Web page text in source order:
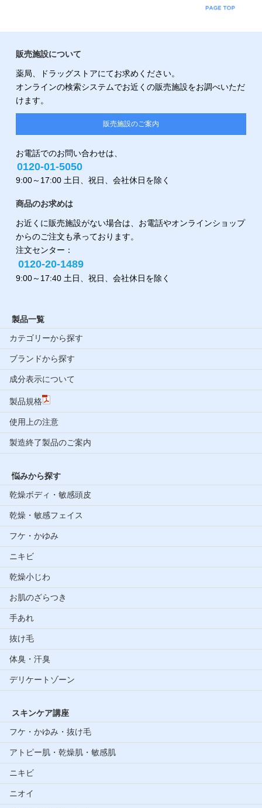
販売施設について
薬局、ドラッグストアにてお求めください。
オンラインの検索システムでお近くの販売施設をお調べいただ
けます。
販売施設のご案内
お電話でのお問い合わせは、
0120-01-5050
9:00～17:00 土日、祝日、会社休日を除く
商品のお求めは
お近くに販売施設がない場合は、お電話やオンラインショップ
からのご注文も承っております。
注文センター：
0120-20-1489
9:00～17:40 土日、祝日、会社休日を除く
製品一覧
カテゴリーから探す
ブランドから探す
成分表示について
製品規格
使用上の注意
製造終了製品のご案内
悩みから探す
乾燥ボディ・敏感頭皮
乾燥・敏感フェイス
フケ・かゆみ
ニキビ
乾燥小じわ
お肌のざらつき
手あれ
抜け毛
体臭・汗臭
デリケートゾーン
スキンケア講座
フケ・かゆみ・抜け毛
アトピー肌・乾燥肌・敏感肌
ニキビ
ニオイ